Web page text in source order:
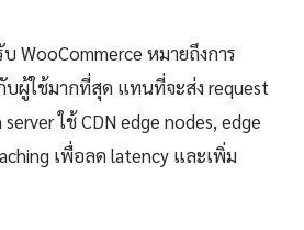
WooCommerce หมายถึงการ
บผู้ใช้มากที่สุด แทนที่จะส่ง request
ใช้ CDN edge nodes, edge
เพื่อลด latency และเพิ่ม